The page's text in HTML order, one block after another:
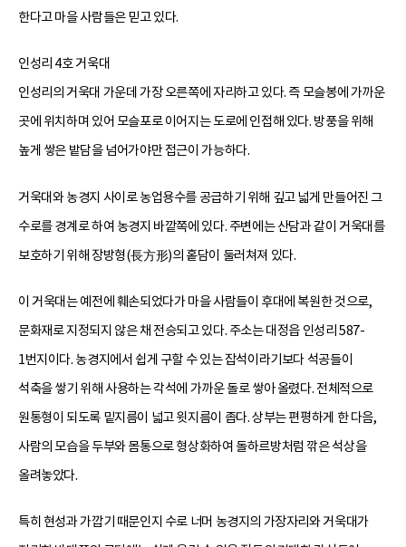
한다고 마을 사람들은 믿고 있다.
인성리 4호 거욱대
인성리의 거욱대 가운데 가장 오른쪽에 자리하고 있다. 즉 모슬봉에 가까운
곳에 위치하며 있어 모슬포로 이어지는 도로에 인접해 있다. 방풍을 위해
높게 쌓은 밭담을 넘어가야만 접근이 가능하다.
거욱대와 농경지 사이로 농업용수를 공급하기 위해 깊고 넓게 만들어진 그
수로를 경계로 하여 농경지 바깥쪽에 있다. 주변에는 산담과 같이 거욱대를
보호하기 위해 장방형(長方形)의 홑담이 둘러쳐져 있다.
이 거욱대는 예전에 훼손되었다가 마을 사람들이 후대에 복원한 것으로,
문화재로 지정되지 않은 채 전승되고 있다. 주소는 대정읍 인성리 587-
1번지이다. 농경지에서 쉽게 구할 수 있는 잡석이라기보다 석공들이
석축을 쌓기 위해 사용하는 각석에 가까운 돌로 쌓아 올렸다. 전체적으로
원통형이 되도록 밑지름이 넓고 윗지름이 좁다. 상부는 편평하게 한 다음,
사람의 모습을 두부와 몸통으로 형상화하여 돌하르방처럼 깎은 석상을
올려놓았다.
특히 현성과 가깝기 때문인지 수로 너머 농경지의 가장자리와 거욱대가